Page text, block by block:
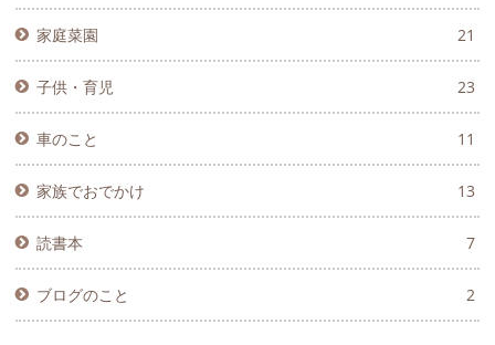
家庭菜園 21
子供・育児 23
車のこと 11
家族でおでかけ 13
読書本 7
ブログのこと 2